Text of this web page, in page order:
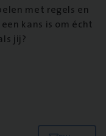
met regels en
kans is om écht
jij?